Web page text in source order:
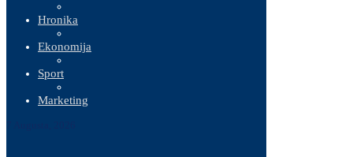
Hronika
Ekonomija
Sport
Marketing